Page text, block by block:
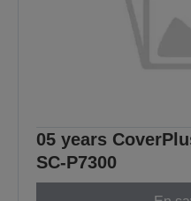
05 years
SC-P7300